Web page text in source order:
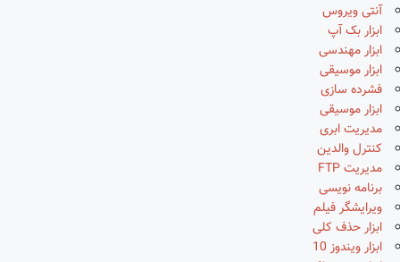
آنتی ویروس
ابزار بک آپ
ابزار مهندسی
ابزار موسیقی
فشرده سازی
ابزار موسیقی
مدیریت ابری
کنترل والدین
مدیریت FTP
برنامه نویسی
ویرایشگر فیلم
ابزار حذف کلی
ابزار ویندوز 10